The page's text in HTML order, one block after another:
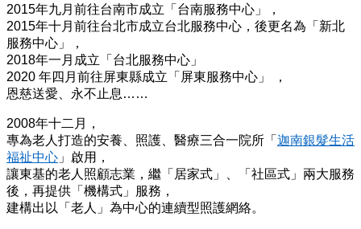
2015年九月前往台南市成立「台南服務中心」，
2015年十月前往台北市成立台北服務中心，後更名為「新北
服務中心」，
2018年一月成立「台北服務中心」
2020 年四月前往屏東縣成立「屏東服務中心」 ，
恩慈送愛、永不止息……
2008年十二月，
專為老人打造的安養、照護、醫療三合一院所「 迦南銀髮生活
福祉中心 」啟用，
讓東基的老人照顧志業，繼「居家式」、「社區式」兩大服務
後，再提供「機構式」服務，
建構出以「老人」為中心的連續型照護網絡。